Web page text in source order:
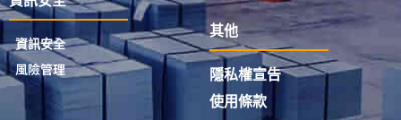
資訊安全
風險管理
其他
隱私權宣告
使用條款